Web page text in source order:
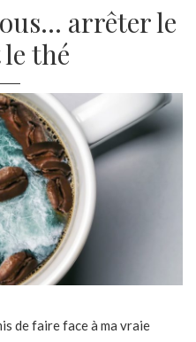
arrêter le
le thé
de faire face à ma vraie